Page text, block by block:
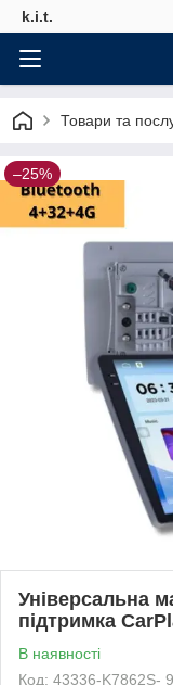
k.i.t.
Товари та
–25%
Універсальна
підтримка
В наявності
Код: 43336-K7862S-